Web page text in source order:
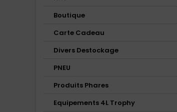
Boutique
Carte Cadeau
Divers Destockage
PNEU
Produits Phares
Equipements 4L Trophy